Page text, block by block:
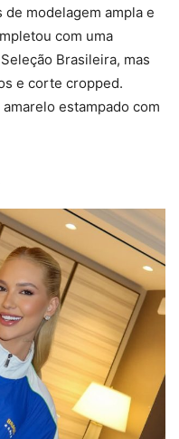
modelagem ampla e
com uma
Brasileira, mas
e corte cropped.
estampado com